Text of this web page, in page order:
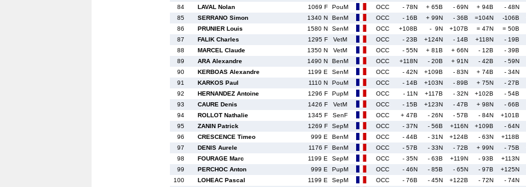
84
LAVAL Nolan 1069 F PouM OCC - 78N + 65B - 69N + 94B - 48N
85
SERRANO Simon 1340 N BenM OCC - 16B + 99N - 36B =104N -106B
86
PRUNIER Louis 1580 N SenM OCC +108B - 9N +107B = 47N = 50B
87
FALIK Charles 1295 F VetM OCC - 23B +124N - 14B +118N - 19B
88
MARCEL Claude 1350 N VetM OCC - 55N + 81B + 66N - 12B - 39B
89
ARA Alexandre 1490 N BenM OCC +118N - 20B + 91N - 42B - 59N
90
KERBOAS Alexandre 1199 E SenM OCC - 42N +109B - 83N + 74B - 34N
91
KARKOS Paul 1110 N PouM OCC - 14B +103N - 89B + 75N - 27B
92
HERNANDEZ Antoine 1296 F PupM OCC - 11N +117B - 32N +102B - 54B
93
CAURE Denis 1426 F VetM OCC - 15B +123N - 47B + 98N - 66B
94
ROLLOT Nathalie 1345 F SenF OCC + 47B - 26N - 57B - 84N +101B
95
ZANIN Patrick 1269 F SepM OCC - 37N - 56B +116N +109B - 64N
96
CRESCENCE Timeo 999 E BenM OCC - 44B - 31N +124B - 63N +118B
97
DENIS Aurele 1176 F BenM OCC - 57B - 33N - 72B + 99N - 75B
98
FOURAGE Marc 1199 E SepM OCC - 35N - 63B +119N - 93B +113N
99
PERCHOC Anton 999 E PupM OCC - 46N - 85B - 65N - 97B +125N
100
LOHEAC Pascal 1199 E SepM OCC - 76B - 45N +122B - 72N - 74N